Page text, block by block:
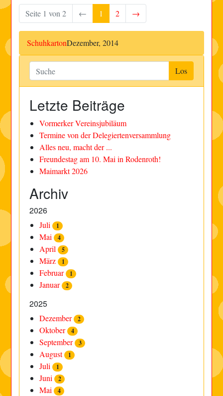
Seite 1 von 2 ← 1 2 →
SchuhkartonDezember, 2014
Letzte Beiträge
Vormerker Vereinsjubiläum
Termine von der Delegiertenversammlung
Alles neu, macht der ...
Freundestag am 10. Mai in Rodenroth!
Maimarkt 2026
Archiv
2026
Juli 1
Mai 4
April 5
März 1
Februar 1
Januar 2
2025
Dezember 2
Oktober 4
September 3
August 1
Juli 1
Juni 2
Mai 4